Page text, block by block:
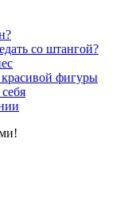
со штангой?
фигуры